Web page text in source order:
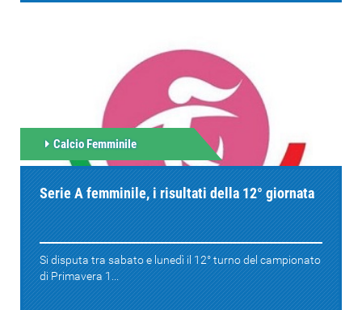
Calcio Femminile
Serie A femminile, i risultati della 12° giornata
Si disputa tra sabato e lunedì il 12° turno del campionato
di Primavera 1...